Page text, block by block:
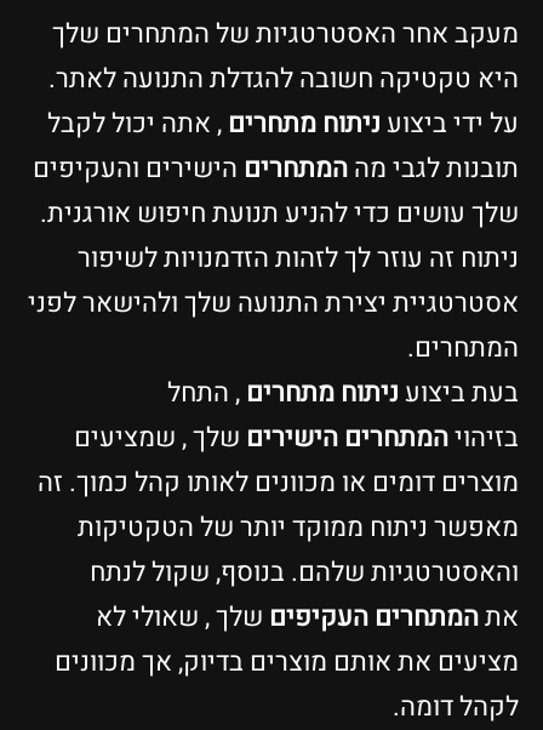
מעקב אחר האסטרטגיות של המתחרים שלך
היא טקטיקה חשובה להגדלת התנועה לאתר.
על ידי ביצועניתוח מתחרים , אתה יכול לקבל
תובנות לגבי מההמתחרים הישירים והעקיפים
שלך עושים כדי להניע תנועת חיפוש אורגנית.
ניתוח זה עוזר לך לזהות הזדמנויות לשיפור
אסטרטגיית יצירת התנועה שלך ולהישאר לפני
המתחרים.
בעת ביצועניתוח מתחרים , התחל
בזיהויהמתחרים הישירים שלך , שמציעים
מוצרים דומים או מכוונים לאותו קהל כמוך. זה
מאפשר ניתוח ממוקד יותר של הטקטיקות
והאסטרטגיות שלהם. בנוסף, שקול לנתח
אתהמתחרים העקיפים שלך , שאולי לא
מציעים את אותם מוצרים בדיוק, אך מכוונים
לקהל דומה.